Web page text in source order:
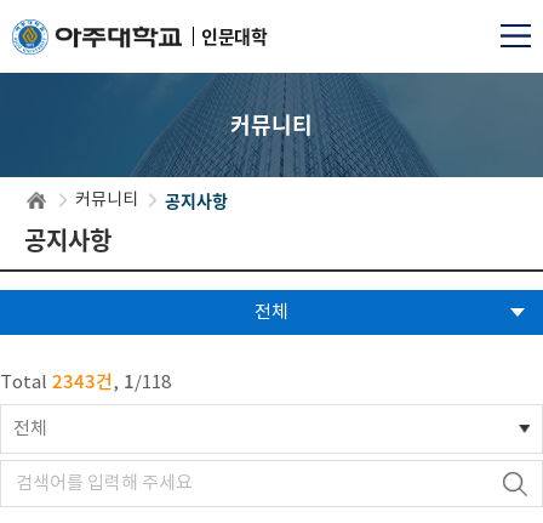
인문대학
커뮤니티
커뮤니티 공지사항
공지사항
전체
Total 2343건, 1/118
전체